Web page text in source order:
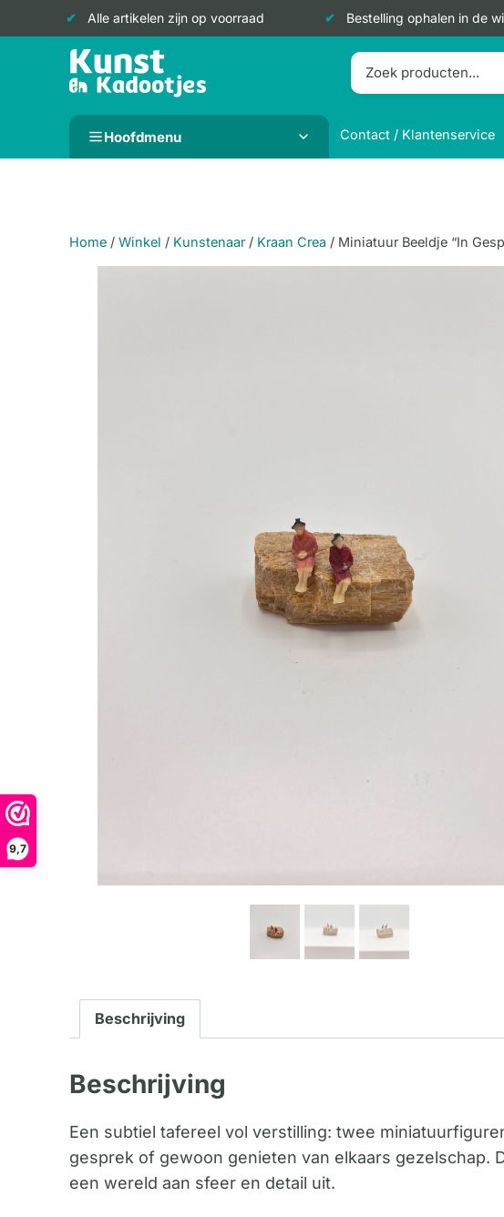
9,7
Alle artikelen zijn op voorraad Bestelling ophalen in de
Doorgaan
Hoofdmenu Contact / Klantenservice
Home / Winkel / Kunstenaar / Kraan Crea / Miniatuur Beeldje “In
Beschrijving
Beschrijving
Een subtiel tafereel vol verstilling: twee
gesprek of gewoon genieten van elkaars gezelschap.
een wereld aan sfeer en detail uit.